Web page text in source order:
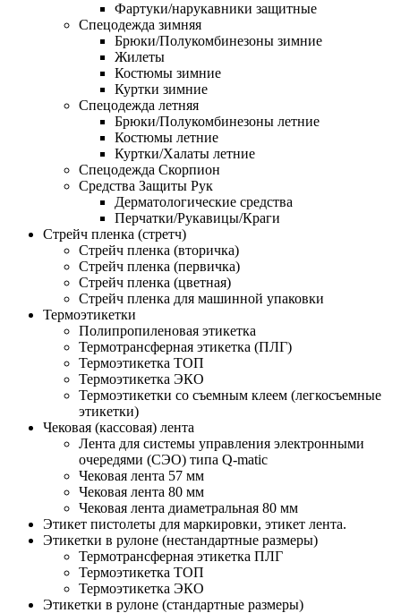
Фартуки/нарукавники защитные
Спецодежда зимняя
Брюки/Полукомбинезоны зимние
Жилеты
Костюмы зимние
Куртки зимние
Спецодежда летняя
Брюки/Полукомбинезоны летние
Костюмы летние
Куртки/Халаты летние
Спецодежда Скорпион
Средства Защиты Рук
Дерматологические средства
Перчатки/Рукавицы/Краги
Стрейч пленка (стретч)
Стрейч пленка (вторичка)
Стрейч пленка (первичка)
Стрейч пленка (цветная)
Стрейч пленка для машинной упаковки
Термоэтикетки
Полипропиленовая этикетка
Термотрансферная этикетка (ПЛГ)
Термоэтикетка ТОП
Термоэтикетка ЭКО
Термоэтикетки со съемным клеем (легкосъемные
этикетки)
Чековая (кассовая) лента
Лента для системы управления электронными
очередями (СЭО) типа Q-matic
Чековая лента 57 мм
Чековая лента 80 мм
Чековая лента диаметральная 80 мм
Этикет пистолеты для маркировки, этикет лента.
Этикетки в рулоне (нестандартные размеры)
Термотрансферная этикетка ПЛГ
Термоэтикетка ТОП
Термоэтикетка ЭКО
Этикетки в рулоне (стандартные размеры)